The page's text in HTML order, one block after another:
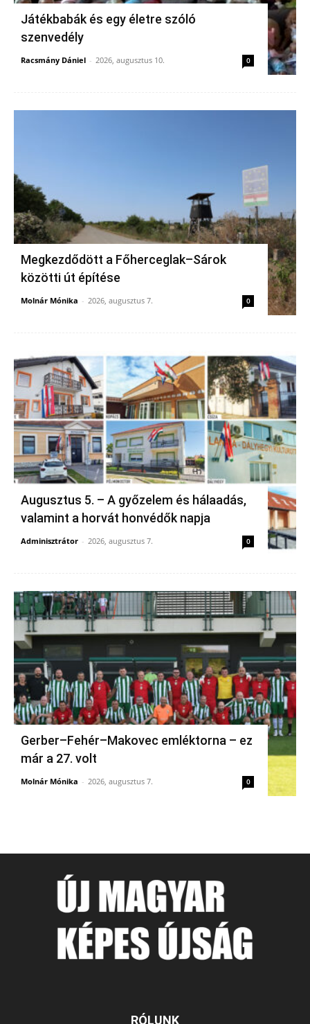
Játékbabák és egy életre szóló
szenvedély
Racsmány Dániel - 2026, augusztus 10. 0
Megkezdődött a Főherceglak–Sárok
közötti út építése
Molnár Mónika - 2026, augusztus 7. 0
Augusztus 5. – A győzelem és hálaadás,
valamint a horvát honvédők napja
Adminisztrátor - 2026, augusztus 7. 0
Gerber–Fehér–Makovec emléktorna – ez
már a 27. volt
Molnár Mónika - 2026, augusztus 7. 0
RÓLUNK